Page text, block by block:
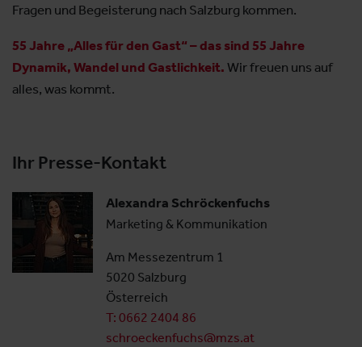
Fragen und Begeisterung nach Salzburg kommen.
55 Jahre „Alles für den Gast“ – das sind 55 Jahre
Dynamik, Wandel und Gastlichkeit. Wir freuen uns auf
alles, was kommt.
Ihr Presse-Kontakt
Alexandra Schröckenfuchs
Marketing & Kommunikation
Am Messezentrum 1
5020 Salzburg
Österreich
T: 0662 2404 86
schroeckenfuchs@mzs.at